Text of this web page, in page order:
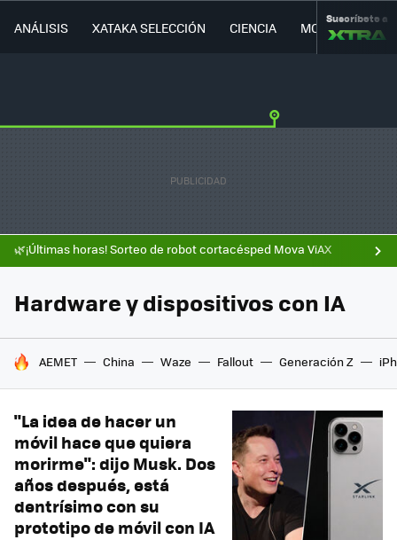
ANÁLISIS XATAKA SELECCIÓN CIENCIA MOVILIDAD
Suscríbete a
🌿¡Últimas horas! Sorteo de robot cortacésped Mova ViAX
Hardware y dispositivos con IA
HOY SE HABLA DE
AEMET China Waze Fallout Generación Z
"La idea de hacer un
móvil hace que quiera
morirme": dijo Musk. Dos
años después, está
dentrísimo con su
prototipo de móvil con IA